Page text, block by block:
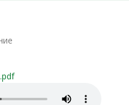
і благий.pdf
і благий.mp3